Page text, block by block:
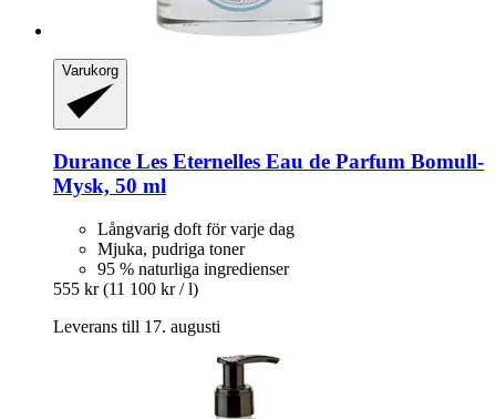
Varukorg
Durance Les Eternelles Eau de Parfum Bomull-​
Mysk, 50 ml
Långvarig doft för varje dag
Mjuka, pudriga toner
95 % naturliga ingredienser
555 kr (11 100 kr / l)
Leverans till 17. augusti